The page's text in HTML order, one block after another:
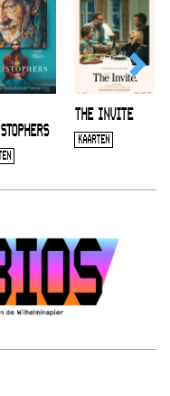
THE INVITE
KAARTEN